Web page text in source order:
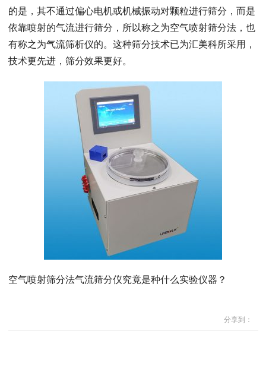
的是，其不通过偏心电机或机械振动对颗粒进行筛分，而是
依靠喷射的气流进行筛分，所以称之为空气喷射筛分法，也
有称之为气流筛析仪的。这种筛分技术已为汇美科所采用，
技术更先进，筛分效果更好。
空气喷射筛分法气流筛分仪究竟是种什么实验仪器？
分享到：